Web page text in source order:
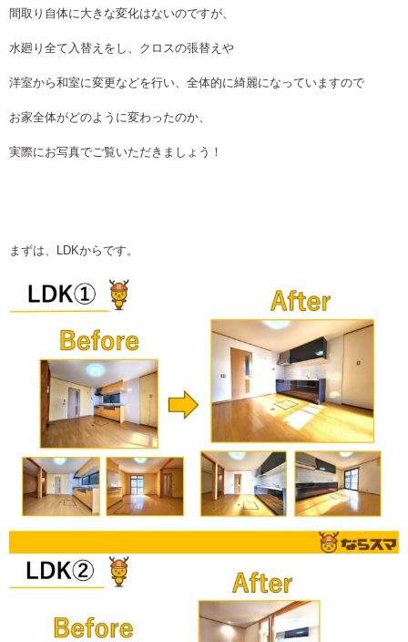
間取り自体に大きな変化はないのですが、
水廻り全て入替えをし、クロスの張替えや
洋室から和室に変更などを行い、全体的に綺麗になっていますので
お家全体がどのように変わったのか、
実際にお写真でご覧いただきましょう！
まずは、LDKからです。